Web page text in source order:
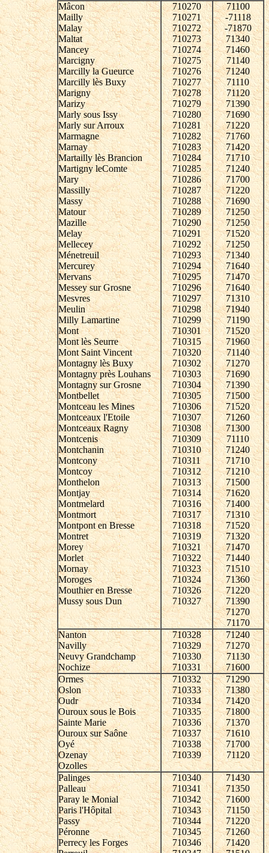
Mâcon
Mailly
Malay
Maltat
Mancey
Marcigny
Marcilly la Gueurce
Marcilly lès Buxy
Marigny
Marizy
Marly sous Issy
Marly sur Arroux
Marmagne
Marnay
Martailly lès Brancion
Martigny leComte
Mary
Massilly
Massy
Matour
Mazille
Melay
Mellecey
Ménetreuil
Mercurey
Mervans
Messey sur Grosne
Mesvres
Meulin
Milly Lamartine
Mont
Mont lès Seurre
Mont Saint Vincent
Montagny lès Buxy
Montagny près Louhans
Montagny sur Grosne
Montbellet
Montceau les Mines
Montceaux l'Etoile
Montceaux Ragny
Montcenis
Montchanin
Montcony
Montcoy
Monthelon
Montjay
Montmelard
Montmort
Montpont en Bresse
Montret
Morey
Morlet
Mornay
Moroges
Mouthier en Bresse
Mussy sous Dun
710270
710271
710272
710273
710274
710275
710276
710277
710278
710279
710280
710281
710282
710283
710284
710285
710286
710287
710288
710289
710290
710291
710292
710293
710294
710295
710296
710297
710298
710299
710301
710315
710320
710302
710303
710304
710305
710306
710307
710308
710309
710310
710311
710312
710313
710314
710316
710317
710318
710319
710321
710322
710323
710324
710326
710327
71100
-71118
-71870
71340
71460
71140
71240
71110
71120
71390
71690
71220
71760
71420
71710
71240
71700
71220
71690
71250
71250
71520
71250
71340
71640
71470
71640
71310
71940
71190
71520
71960
71140
71270
71690
71390
71500
71520
71260
71300
71110
71240
71710
71210
71500
71620
71400
71310
71520
71320
71470
71440
71510
71360
71220
71390
71270
71170
Nanton
Navilly
Neuvy Grandchamp
Nochize
710328
710329
710330
710331
71240
71270
71130
71600
Ormes
Oslon
Oudr
Ouroux sous le Bois
Sainte Marie
Ouroux sur Saône
Oyé
Ozenay
Ozolles
710332
710333
710334
710335
710336
710337
710338
710339
71290
71380
71420
71800
71370
71610
71700
71120
Palinges
Palleau
Paray le Monial
Paris l'Hôpital
Passy
Péronne
Perrecy les Forges
710340
710341
710342
710343
710344
710345
710346
71430
71350
71600
71150
71220
71260
71420